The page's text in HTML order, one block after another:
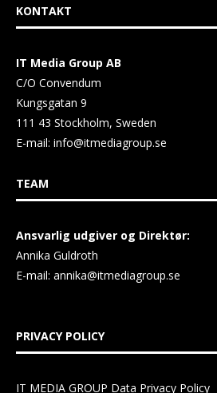
KONTAKT
IT Media Group AB
C/O Convendum
Kungsgatan 9
111 43 Stockholm, Sweden
E-mail: info@itmediagroup.se
TEAM
Ansvarlig udgiver og Direktør:
Annika Guldroth
E-mail: annika@itmediagroup.se
PRIVACY POLICY
IT MEDIA GROUP Data Privacy Policy